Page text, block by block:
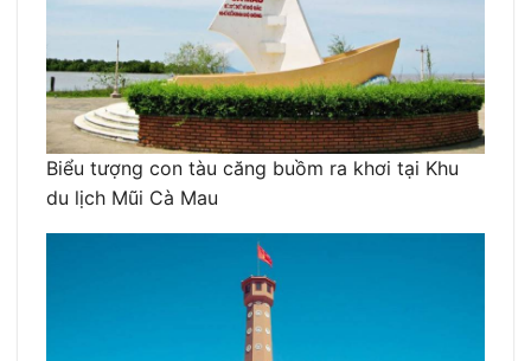
Biểu tượng con tàu căng buồm ra khơi tại Khu
du lịch Mũi Cà Mau